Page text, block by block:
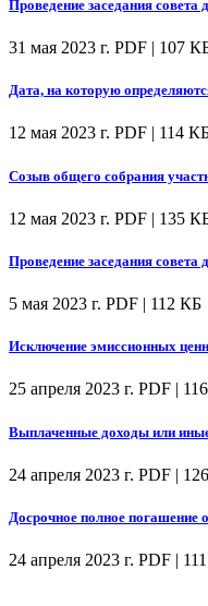
Проведение заседания совета
31 мая 2023 г. PDF | 107
Дата, на которую
12 мая 2023 г. PDF | 114
Созыв общего собрания
12 мая 2023 г. PDF | 135
Проведение заседания совета
5 мая 2023 г. PDF | 112 КБ
Исключение эмиссионных
25 апреля 2023 г. PDF |
Выплаченные доходы или
24 апреля 2023 г. PDF |
Досрочное полное погашение
24 апреля 2023 г. PDF |